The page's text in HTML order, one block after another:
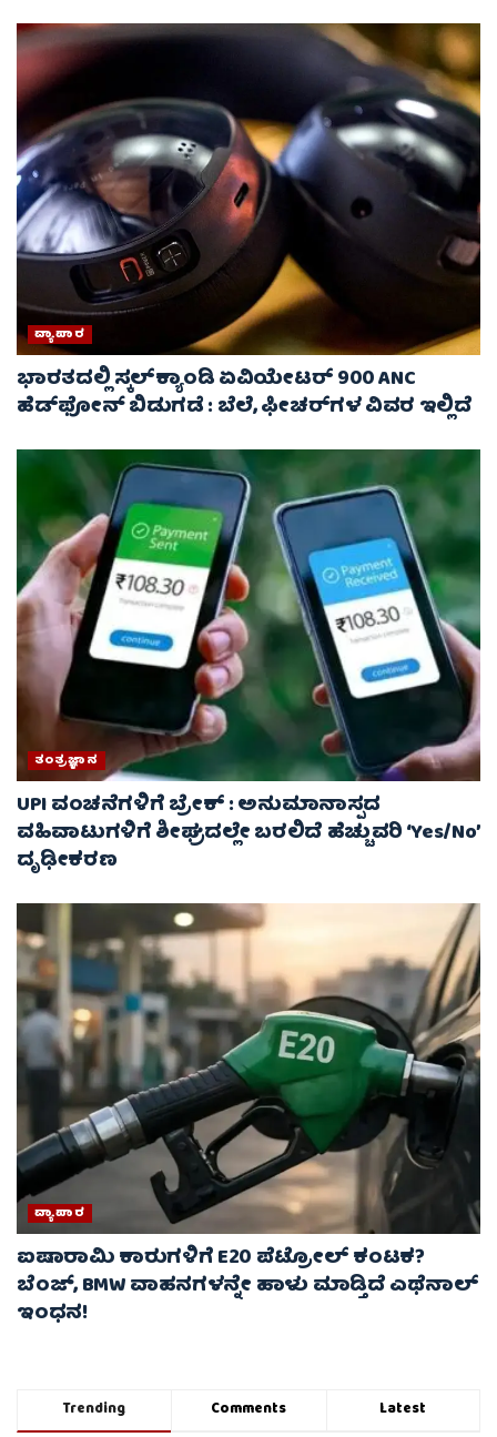
ವ್ಯಾಪಾರ
ಭಾರತದಲ್ಲಿ ಸ್ಕಲ್‌ಕ್ಯಾಂಡಿ ಏವಿಯೇಟರ್ 900 ANC
ಹೆಡ್‌ಫೋನ್ ಬಿಡುಗಡೆ : ಬೆಲೆ, ಫೀಚರ್‌ಗಳ ವಿವರ ಇಲ್ಲಿದೆ
ತಂತ್ರಜ್ಞಾನ
UPI ವಂಚನೆಗಳಿಗೆ ಬ್ರೇಕ್ : ಅನುಮಾನಾಸ್ಪದ
ವಹಿವಾಟುಗಳಿಗೆ ಶೀಘ್ರದಲ್ಲೇ ಬರಲಿದೆ ಹೆಚ್ಚುವರಿ ‘Yes/No’
ದೃಢೀಕರಣ
ವ್ಯಾಪಾರ
ಐಷಾರಾಮಿ ಕಾರುಗಳಿಗೆ E20 ಪೆಟ್ರೋಲ್ ಕಂಟಕ?
ಬೆಂಜ್, BMW ವಾಹನಗಳನ್ನೇ ಹಾಳು ಮಾಡ್ತಿದೆ ಎಥೆನಾಲ್
ಇಂಧನ!
Trending Comments Latest